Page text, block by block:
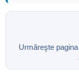
Urmăreşte